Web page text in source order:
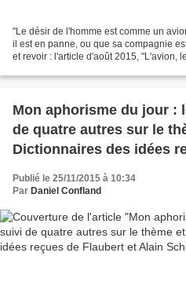
"Le désir de l'homme est comme un
il est en panne, ou que sa compagnie
et revoir : l'article d'août 2015, "L'avion,
Mon aphorisme du jour :
de quatre autres sur le
Dictionnaires des idées
Alain Schifres
Publié le 25/11/2015 à 10:34
Par Daniel Confland